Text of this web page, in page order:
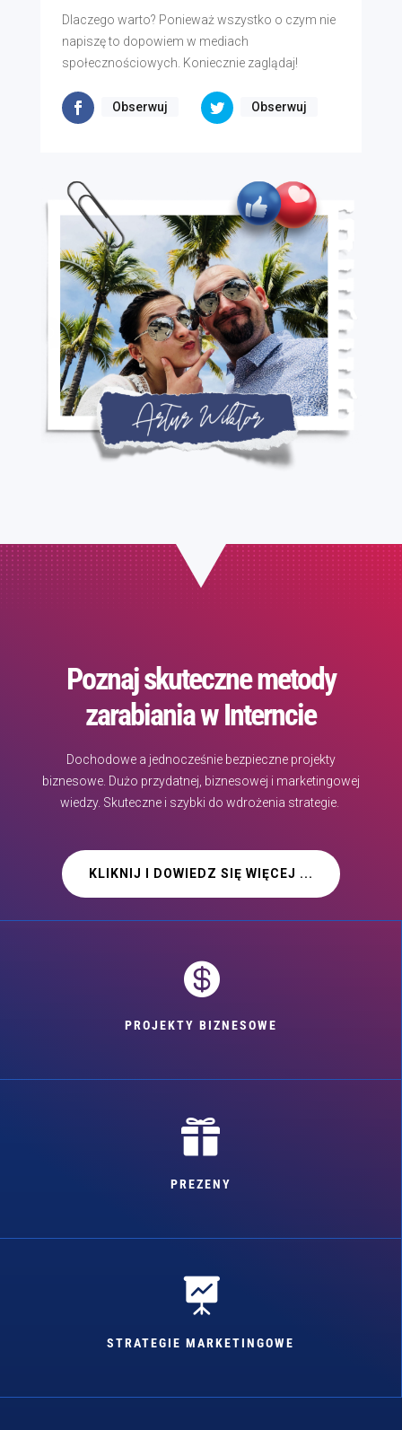
Dlaczego warto? Ponieważ wszystko o czym nie
napiszę to dopowiem w mediach
społecznościowych. Koniecznie zaglądaj!
Obserwuj Obserwuj
Poznaj skuteczne metody
zarabiania w Interncie
Dochodowe a jednocześnie bezpieczne projekty
biznesowe. Dużo przydatnej, biznesowej i marketingowej
wiedzy. Skuteczne i szybki do wdrożenia strategie.
KLIKNIJ I DOWIEDZ SIĘ WIĘCEJ ...

PROJEKTY BIZNESOWE

PREZENY

STRATEGIE MARKETINGOWE